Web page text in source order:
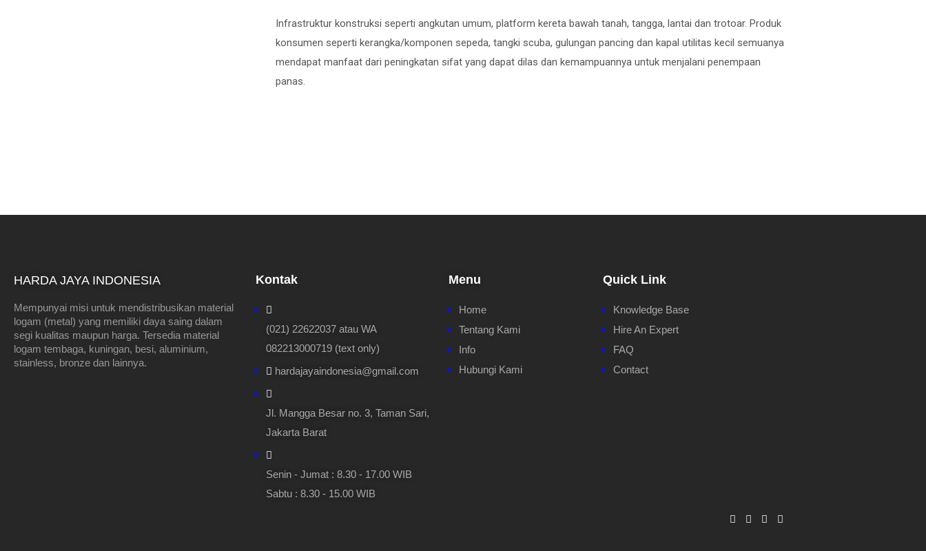
Infrastruktur konstruksi seperti angkutan umum, platform kereta bawah tanah, tangga, lantai dan trotoar. Produk
konsumen seperti kerangka/komponen sepeda, tangki scuba, gulungan pancing dan kapal utilitas kecil semuanya
mendapat manfaat dari peningkatan sifat yang dapat dilas dan kemampuannya untuk menjalani penempaan
panas.
HARDA JAYA INDONESIA
Mempunyai misi untuk mendistribusikan material
logam (metal) yang memiliki daya saing dalam
segi kualitas maupun harga. Tersedia material
logam tembaga, kuningan, besi, aluminium,
stainless, bronze dan lainnya.
Kontak
(021) 22622037 atau WA
082213000719 (text only)
hardajayaindonesia@gmail.com
Jl. Mangga Besar no. 3, Taman Sari,
Jakarta Barat
Senin - Jumat : 8.30 - 17.00 WIB
Sabtu : 8.30 - 15.00 WIB
Menu
Home
Tentang Kami
Info
Hubungi Kami
Quick Link
Knowledge Base
Hire An Expert
FAQ
Contact